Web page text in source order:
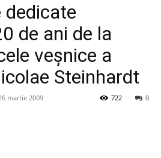
dedicate
de ani de la
veşnice a
Steinhardt
martie 2009 0
722